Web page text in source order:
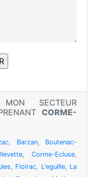
SECTEUR
CORME-
, Barzan, Boutenac-
, Corme-Ecluse,
, Floirac, L'eguille, La